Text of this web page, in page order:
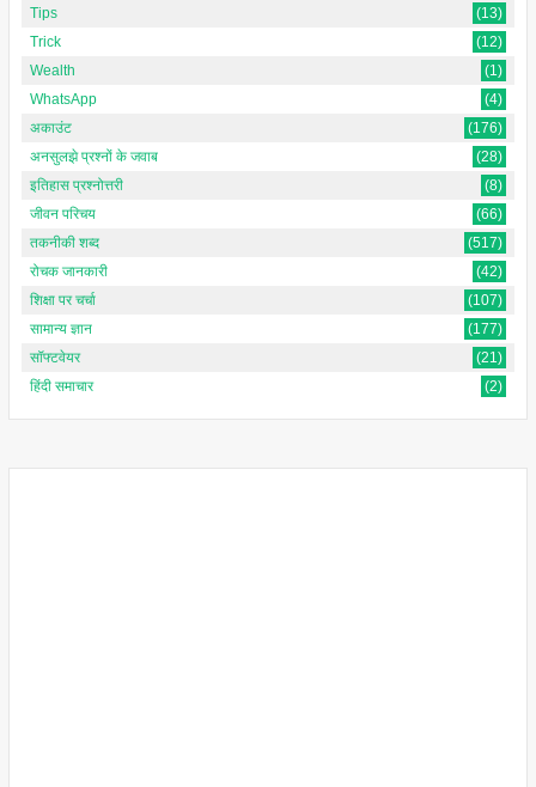
Tips
(13)
Trick
(12)
Wealth
(1)
WhatsApp
(4)
अकाउंट
(176)
अनसुलझे प्रश्नों के जवाब
(28)
इतिहास प्रश्नोत्तरी
(8)
जीवन परिचय
(66)
तकनीकी शब्द
(517)
रोचक जानकारी
(42)
शिक्षा पर चर्चा
(107)
सामान्य ज्ञान
(177)
सॉफ्टवेयर
(21)
हिंदी समाचार
(2)